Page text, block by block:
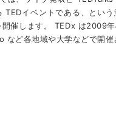
イベントである、とい
催します。 TEDx は2009
ど各地域や大学などで開催